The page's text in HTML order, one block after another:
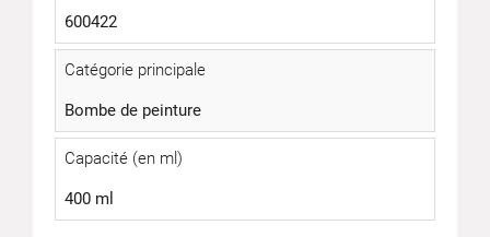
600422
Catégorie principale
Bombe de peinture
Capacité (en ml)
400 ml